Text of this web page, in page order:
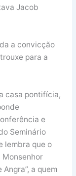
Jacob
a convicção
para a
casa pontifícia,
e
Seminário
lembra que o
Monsenhor
a quem